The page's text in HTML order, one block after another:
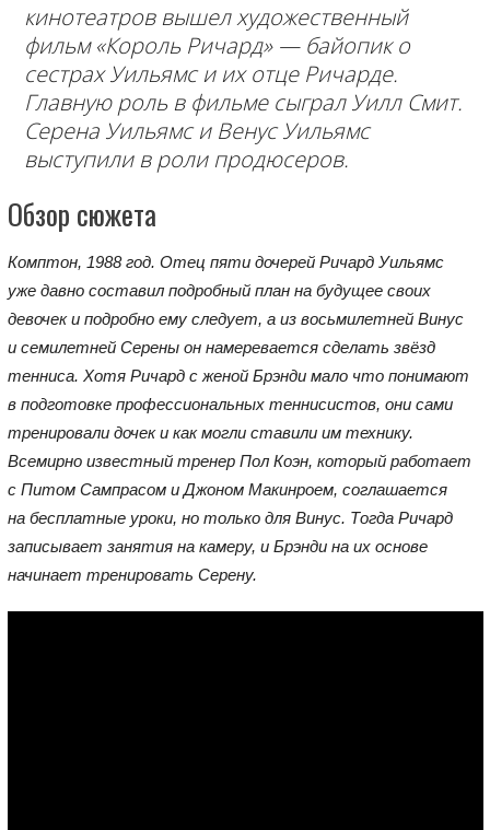
кинотеатров вышел художественный
фильм «Король Ричард» — байопик о
сестрах Уильямс и их отце Ричарде.
Главную роль в фильме сыграл Уилл Смит.
Серена Уильямс и Венус Уильямс
выступили в роли продюсеров.
Обзор сюжета
Комптон, 1988 год. Отец пяти дочерей Ричард Уильямс
уже давно составил подробный план на будущее своих
девочек и подробно ему следует, а из восьмилетней Винус
и семилетней Серены он намеревается сделать звёзд
тенниса. Хотя Ричард с женой Брэнди мало что понимают
в подготовке профессиональных теннисистов, они сами
тренировали дочек и как могли ставили им технику.
Всемирно известный тренер Пол Коэн, который работает
с Питом Сампрасом и Джоном Макинроем, соглашается
на бесплатные уроки, но только для Винус. Тогда Ричард
записывает занятия на камеру, и Брэнди на их основе
начинает тренировать Серену.